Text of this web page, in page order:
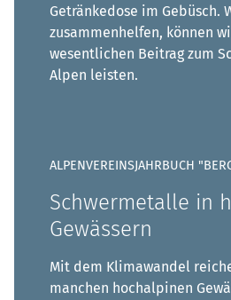
Getränkedose im Gebüsch.
zusammenhelfen, können
wesentlichen Beitrag zum
Alpen leisten.
ALPENVEREINSJAHRBUCH
Schwermetalle in
Gewässern
Mit dem Klimawandel
manchen hochalpinen